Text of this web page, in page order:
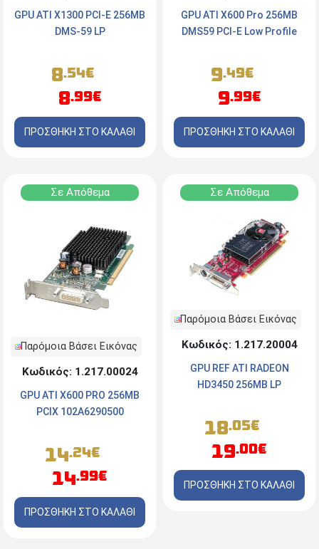
GPU ATI X1300 PCI-E 256MB
DMS-59 LP
8.54€
8.99€
ΠΡΟΣΘΗΚΗ ΣΤΟ ΚΑΛΑΘΙ
GPU ATI X600 Pro 256MB
DMS59 PCI-E Low Profile
9.49€
9.99€
ΠΡΟΣΘΗΚΗ ΣΤΟ ΚΑΛΑΘΙ
Σε Απόθεμα
Παρόμοια Βάσει Εικόνας
Κωδικός: 1.217.00024
GPU ATI X600 PRO 256MB
PCIX 102A6290500
14.24€
14.99€
ΠΡΟΣΘΗΚΗ ΣΤΟ ΚΑΛΑΘΙ
Σε Απόθεμα
Παρόμοια Βάσει Εικόνας
Κωδικός: 1.217.20004
GPU REF ATI RADEON
HD3450 256MB LP
18.05€
19.00€
ΠΡΟΣΘΗΚΗ ΣΤΟ ΚΑΛΑΘΙ